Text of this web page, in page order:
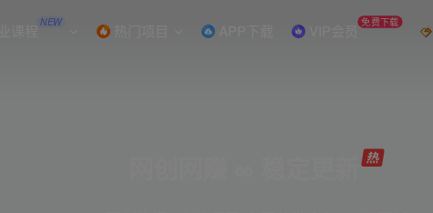
课程 NEW 热门项目 APP下载 VIP会员 免费下载